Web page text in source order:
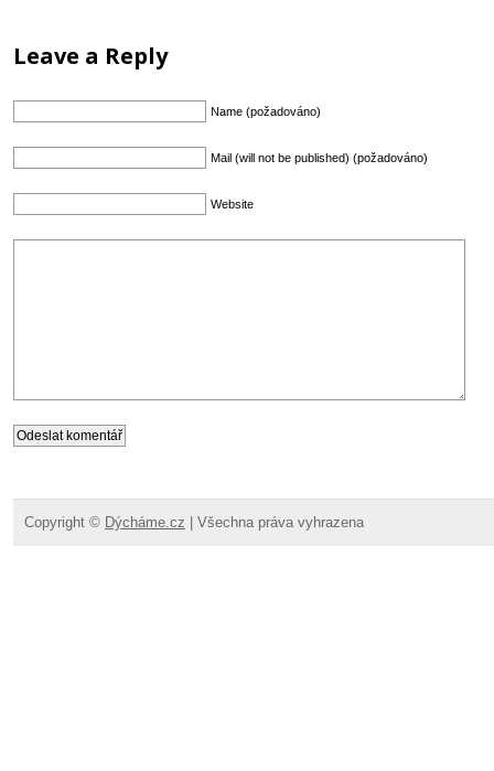
Leave a Reply
Name (požadováno)
Mail (will not be published) (požadováno)
Website
Copyright © Dýcháme.cz | Všechna práva vyhrazena